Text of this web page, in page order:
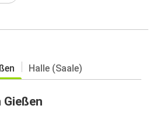
Halle (Saale)